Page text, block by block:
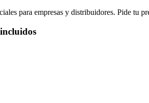
para empresas y distribuidores. Pide tu